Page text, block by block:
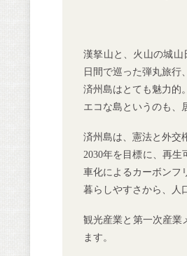
漢拏山と、火山の城
日間で巡った弾丸旅行
済州島はとても魅力的。
エコな島というのも、
済州島は、憲法と外交
2030年を目標に、再
車化によるカーボンフ
暮らしやすさから、人
観光産業と第一次産業
ます。